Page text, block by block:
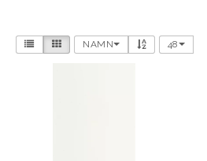
NAMN 48